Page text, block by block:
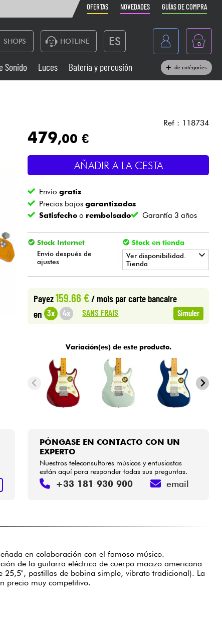
OFERTAS NOVEDADES GUÍAS DE COMPRA
SHOPS HOTLINE ES
France
Belgique
Nederland
0
Sistemas de Sonido
Vientos
Cables & Acces.
Sonido Luces Batería y percusión de catégories
Ref : 118734
479,00 €
AÑADIR A LA CESTA
Envíogratis
Precios bajosgarantizados
Satisfecho o rembolsado Garantía 3 años
Stock Internet
Envío después de
ajustes
Stock en tienda
Ver disponibilidad.
Tienda
• LYON
Payez159.66 €/ mois par carte bancaire
en 3x 4x SANS FRAIS Simuler
Variación(es) de este producto.
PÓNGASE EN CONTACTO CON UN
EXPERTO
Nuestros teleconsultores músicos y entusiastas
están aquí para responder todas sus preguntas.
+33 181 930 900 email
en colaboración con el famoso músico.
de la guitarra eléctrica de cuerpo macizo americana
pastillas de bobina simple, vibrato tradicional). La
precio muy competitivo.